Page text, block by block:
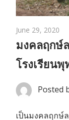
June 29, 2020
มงคลฤกษ์
โรงเรียน
Posted
เป็นมงคลฤกษ์